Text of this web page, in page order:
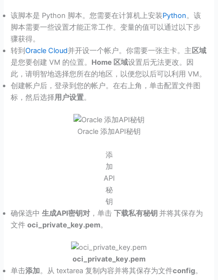
该脚本是 Python 脚本。您需要在计算机上安装Python。该
脚本需要一些设置才能正常工作。变量的值可以通过以下步
骤获得。
转到Oracle Cloud并开设一个帐户。你需要一张主卡。主区域
是您要创建 VM 的位置。 Home 区域设置后无法更改。因
此，请明智地选择您所在的地区，以便您以后可以利用 VM。
创建帐户后，登录到您的帐户。在右上角，单击配置文件图
标，然后选择用户设置。
Oracle 添加API秘钥
添
加
API
秘
钥
确保选中生成API密钥对 ，单击下载私有秘钥 并将其保存为
文件oci_private_key.pem。
oci_private_key.pem
单击添加。从 textarea 复制内容并将其保存为文件config。